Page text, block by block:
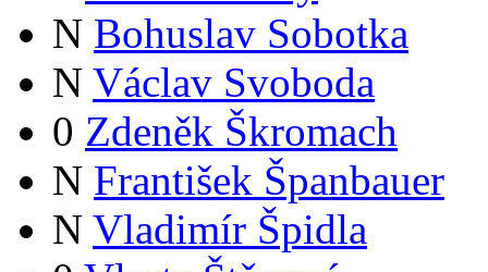
N Bohuslav Sobotka
N Václav Svoboda
0 Zdeněk Škromach
N František Španbauer
N Vladimír Špidla